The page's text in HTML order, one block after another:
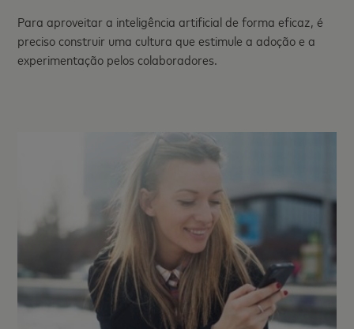
Para aproveitar a inteligência artificial de forma eficaz, é
preciso construir uma cultura que estimule a adoção e a
experimentação pelos colaboradores.